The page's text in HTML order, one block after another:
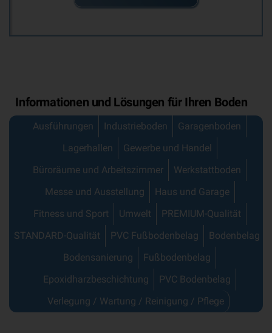
Informationen und Lösungen für Ihren Boden
Ausführungen Industrieboden
Garagenboden
Lagerhallen
Gewerbe und Handel
Büroräume und Arbeitszimmer
Werkstattboden
Messe und Ausstellung
Haus und Garage
Fitness und Sport
Umwelt
PREMIUM-Qualität
STANDARD-Qualität
PVC Fußbodenbelag
Bodenbelag
Bodensanierung
Fußbodenbelag
Epoxidharzbeschichtung
PVC Bodenbelag
Verlegung / Wartung / Reinigung / Pflege